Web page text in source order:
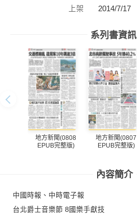
上架
2014/7/17
系列書資訊
地方新聞(0808
EPUB完整版)
地方新聞(0807
EPUB完整版)
內容簡介
中國時報、中時電子報
台北爵士音樂節 8國樂手獻技